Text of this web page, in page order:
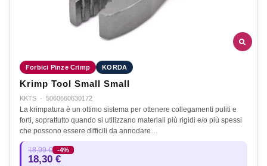
Forbici Pinze Crimp KORDA
Krimp Tool Small Small
KKTS · 5060660630172
La krimpatura è un ottimo sistema per ottenere collegamenti puliti e
forti, soprattutto quando si utilizzano materiali più rigidi e/o più spessi
che possono essere difficili da annodare…
18,99 € -4%
18,30 €